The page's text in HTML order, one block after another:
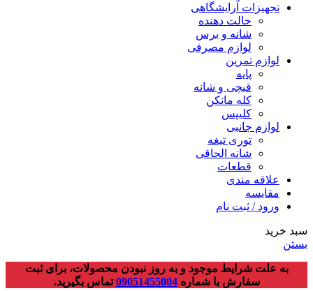
تجهیزات آرایشگاهی
حالت دهنده
شانه و برس
لوازم مصرفی
لوازم تمرین
پایه
قیچی و شانه
کله مانکن
کلیپس
لوازم جانبی
توری تیغه
شانه الحاقی
قطعات
علاقه مندی
مقایسه
ورود / ثبت نام
سبد خرید
بستن
به علت شرایط موجود و به روز نبودن محصولات، برای ثبت
سفارش با شماره09051455004تماس بگیرید.